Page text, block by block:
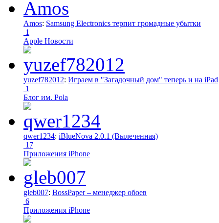
Amos: Samsung Electronics терпит громадные убытки
1
Apple Новости
yuzef782012: Играем в "Загадочный дом" теперь и на iPad
1
Блог им. Pola
qwer1234: iBlueNova 2.0.1 (Вылеченная)
17
Приложения iPhone
gleb007: BossPaper – менеджер обоев
6
Приложения iPhone